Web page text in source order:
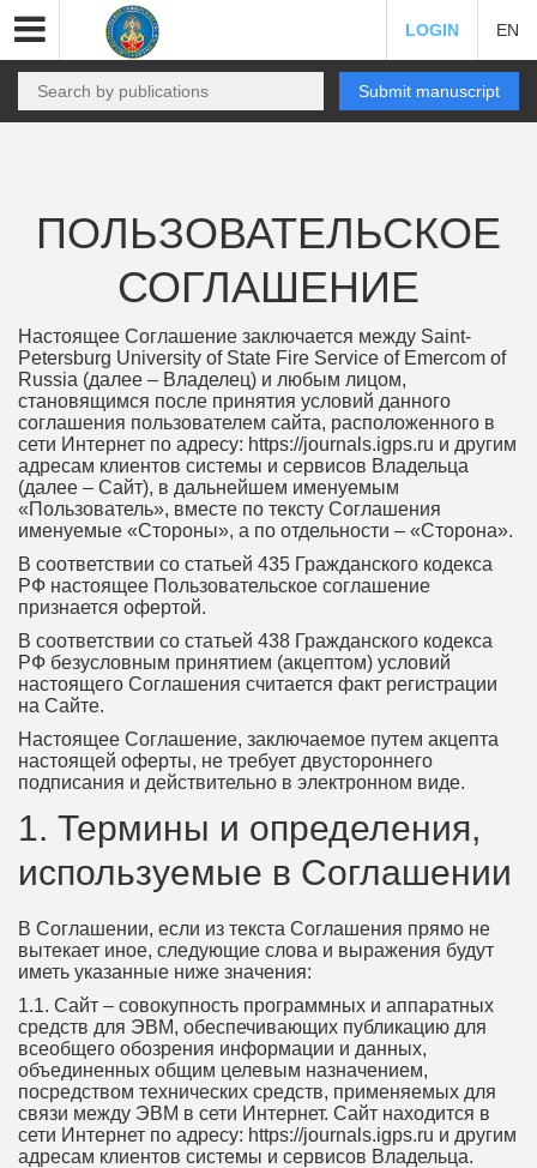
LOGIN EN
Submit manuscript
ПОЛЬЗОВАТЕЛЬСКОЕ
СОГЛАШЕНИЕ
Настоящее Соглашение заключается между Saint-
Petersburg University of State Fire Service of Emercom of
Russia (далее – Владелец) и любым лицом,
становящимся после принятия условий данного
соглашения пользователем сайта, расположенного в
сети Интернет по адресу: https://journals.igps.ru и другим
адресам клиентов системы и сервисов Владельца
(далее – Сайт), в дальнейшем именуемым
«Пользователь», вместе по тексту Соглашения
именуемые «Стороны», а по отдельности – «Сторона».
В соответствии со статьей 435 Гражданского кодекса
РФ настоящее Пользовательское соглашение
признается офертой.
В соответствии со статьей 438 Гражданского кодекса
РФ безусловным принятием (акцептом) условий
настоящего Соглашения считается факт регистрации
на Сайте.
Настоящее Соглашение, заключаемое путем акцепта
настоящей оферты, не требует двустороннего
подписания и действительно в электронном виде.
1. Термины и определения,
используемые в Соглашении
В Соглашении, если из текста Соглашения прямо не
вытекает иное, следующие слова и выражения будут
иметь указанные ниже значения:
1.1. Сайт – совокупность программных и аппаратных
средств для ЭВМ, обеспечивающих публикацию для
всеобщего обозрения информации и данных,
объединенных общим целевым назначением,
посредством технических средств, применяемых для
связи между ЭВМ в сети Интернет. Сайт находится в
сети Интернет по адресу: https://journals.igps.ru и другим
адресам клиентов системы и сервисов Владельца.